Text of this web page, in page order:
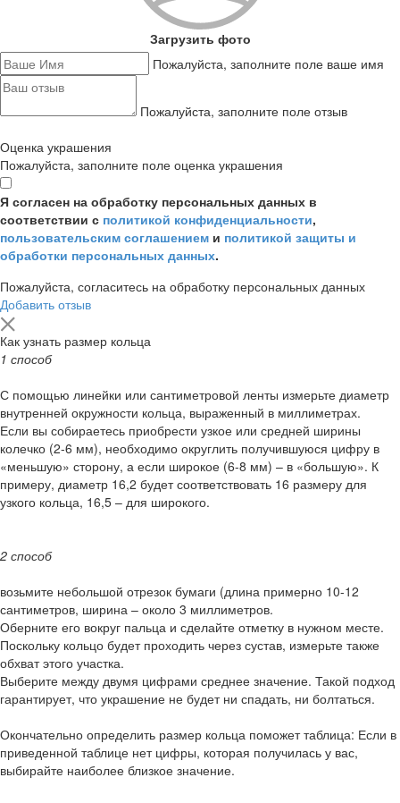
Загрузить фото
Пожалуйста, заполните поле ваше имя
Пожалуйста, заполните поле отзыв
Оценка украшения
Пожалуйста, заполните поле оценка украшения
Я согласен на обработку персональных данных в
соответствии с политикой конфиденциальности,
пользовательским соглашением и политикой защиты и
обработки персональных данных.
Пожалуйста, согласитесь на обработку персональных данных
Добавить отзыв
Как узнать размер кольца
1 способ
С помощью линейки или сантиметровой ленты измерьте диаметр
внутренней окружности кольца, выраженный в миллиметрах.
Если вы собираетесь приобрести узкое или средней ширины
колечко (2-6 мм), необходимо округлить получившуюся цифру в
«меньшую» сторону, а если широкое (6-8 мм) – в «большую». К
примеру, диаметр 16,2 будет соответствовать 16 размеру для
узкого кольца, 16,5 – для широкого.
2 способ
возьмите небольшой отрезок бумаги (длина примерно 10-12
сантиметров, ширина – около 3 миллиметров.
Оберните его вокруг пальца и сделайте отметку в нужном месте.
Поскольку кольцо будет проходить через сустав, измерьте также
обхват этого участка.
Выберите между двумя цифрами среднее значение. Такой подход
гарантирует, что украшение не будет ни спадать, ни болтаться.
Окончательно определить размер кольца поможет таблица: Если в
приведенной таблице нет цифры, которая получилась у вас,
выбирайте наиболее близкое значение.